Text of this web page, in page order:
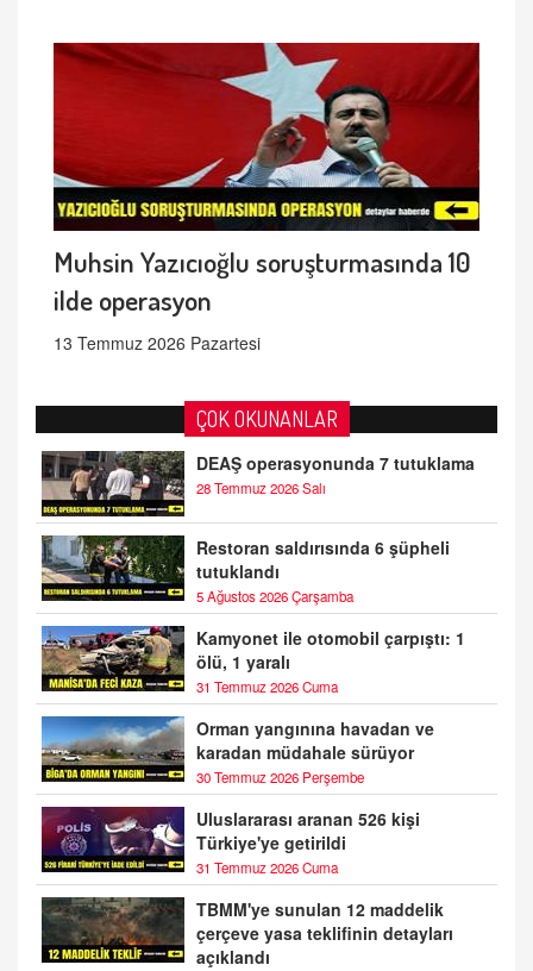
Muhsin Yazıcıoğlu soruşturmasında 10
ilde operasyon
13 Temmuz 2026 Pazartesi
ÇOK OKUNANLAR
DEAŞ operasyonunda 7 tutuklama
28 Temmuz 2026 Salı
Restoran saldırısında 6 şüpheli
tutuklandı
5 Ağustos 2026 Çarşamba
Kamyonet ile otomobil çarpıştı: 1
ölü, 1 yaralı
31 Temmuz 2026 Cuma
Orman yangınına havadan ve
karadan müdahale sürüyor
30 Temmuz 2026 Perşembe
Uluslararası aranan 526 kişi
Türkiye'ye getirildi
31 Temmuz 2026 Cuma
TBMM'ye sunulan 12 maddelik
çerçeve yasa teklifinin detayları
açıklandı